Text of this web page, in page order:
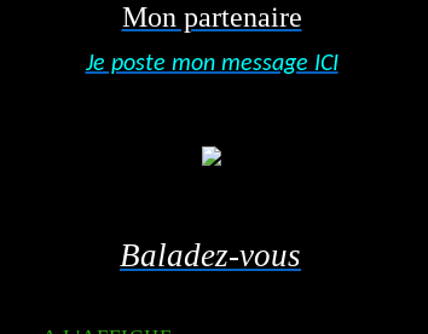
Mon partenaire
Je poste mon message ICI
Baladez-vous